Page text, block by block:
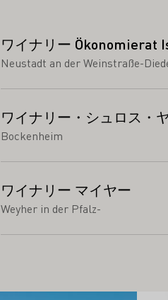
ワイナリー Ökonomierat
Neustadt an der Weinstraße-
ワイナリー・シュロス・
Bockenheim
ワイナリー マイヤー
Weyher in der Pfalz-